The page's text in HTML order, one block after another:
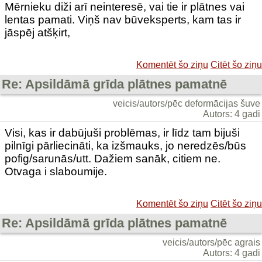
Mērnieku diži arī neinteresē, vai tie ir plātnes vai
lentas pamati. Viņš nav būveksperts, kam tas ir
jāspēj atšķirt,
Komentēt šo ziņu Citēt šo ziņu
Re: Apsildāmā grīda plātnes pamatnē
veicis/autors/pēc deformācijas šuve
Autors: 4 gadi
Visi, kas ir dabūjuši problēmas, ir līdz tam bijuši
pilnīgi pārliecināti, ka izšmauks, jo neredzēs/būs
pofig/sarunās/utt. Dažiem sanāk, citiem ne.
Otvaga i slaboumije.
Komentēt šo ziņu Citēt šo ziņu
Re: Apsildāmā grīda plātnes pamatnē
veicis/autors/pēc agrais
Autors: 4 gadi